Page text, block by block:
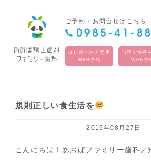
ご予約・お問合せはこちら
はじめての方専用
WEB予約
当院で治療
WEB予
規則正しい食生活を
2019年08月27日
こんにちは！あおばファミリー歯科／